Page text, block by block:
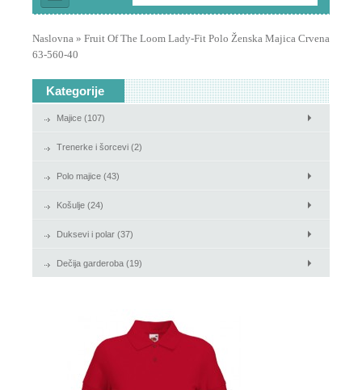
Trenerke i šorcevi
Polo majice
Košulje
Duksevi i polar
Naslovna » Fruit Of The Loom Lady-Fit Polo Ženska Majica Crvena
63-560-40
Kategorije
Majice (107)
Trenerke i šorcevi (2)
Polo majice (43)
Košulje (24)
Duksevi i polar (37)
Dečija garderoba (19)